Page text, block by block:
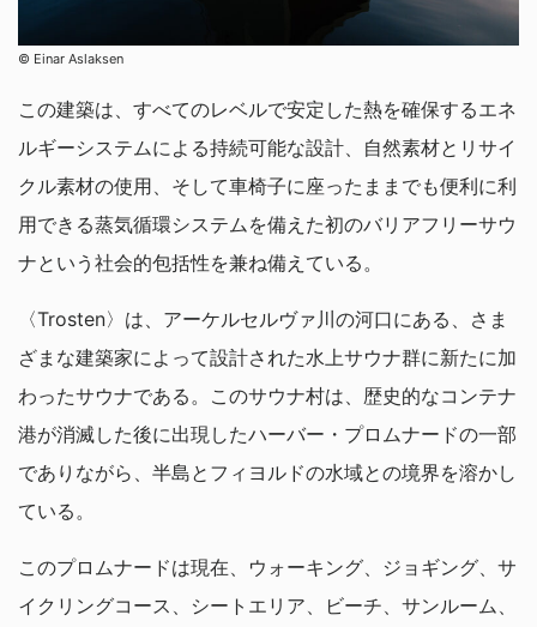
© Einar Aslaksen
この建築は、すべてのレベルで安定した熱を確保するエネ
ルギーシステムによる持続可能な設計、自然素材とリサイ
クル素材の使用、そして車椅子に座ったままでも便利に利
用できる蒸気循環システムを備えた初のバリアフリーサウ
ナという社会的包括性を兼ね備えている。
〈Trosten〉は、アーケルセルヴァ川の河口にある、さま
ざまな建築家によって設計された水上サウナ群に新たに加
わったサウナである。このサウナ村は、歴史的なコンテナ
港が消滅した後に出現したハーバー・プロムナードの一部
でありながら、半島とフィヨルドの水域との境界を溶かし
ている。
このプロムナードは現在、ウォーキング、ジョギング、サ
イクリングコース、シートエリア、ビーチ、サンルーム、